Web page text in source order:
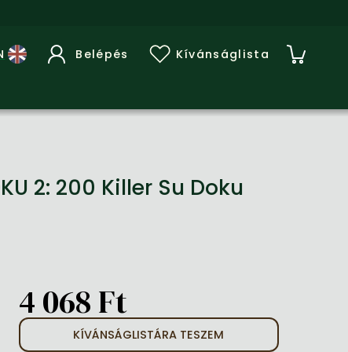
Belépés Kívánságlista
2: 200 Killer Su Doku
4 068 Ft
KÍVÁNSÁGLISTÁRA TESZEM